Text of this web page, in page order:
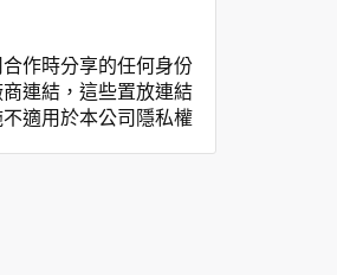
作時分享的任何身份
連結，這些置放連結
適用於本公司隱私權